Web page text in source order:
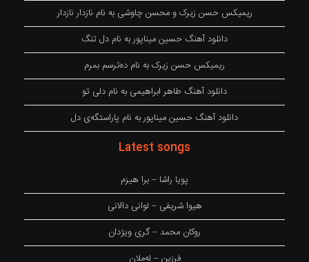
ریمیکس حسن زیرک و محسن چاوشی به نام نازدار نازدار
دانلود آهنگ حسین میناپور به نام دل تنگ
ریمیکس حسن زیرک به نام دەترسم بمرم
دانلود آهنگ طاهر ابراهیمی به نام دلی تو
دانلود آهنگ حسین میناپور به نام پاراستگەی دل
Latest songs
پویا راشا – برا هیزم
هیوا شریفی – لوانی دالانی
روکان محمد – گری ویژدان
فرزین – لەملان